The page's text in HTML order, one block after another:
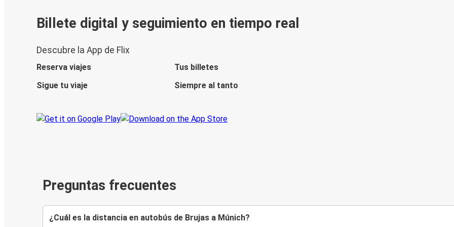
Billete digital y seguimiento en tiempo real
Descubre la App de Flix
Reserva viajes
Tus billetes
Sigue tu viaje
Siempre al tanto
Preguntas frecuentes
¿Cuál es la distancia en autobús de Brujas a Múnich?